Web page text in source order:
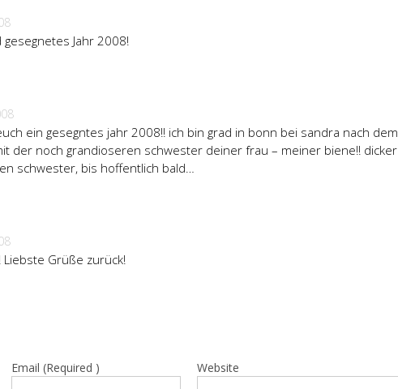
Jahr 2008!
ein gesegntes jahr 2008!! ich bin grad in bonn bei sandra nach dem
der noch grandioseren schwester deiner frau – meiner biene!! dicker
schwester, bis hoffentlich bald…
Grüße zurück!
Email (Required ) Website